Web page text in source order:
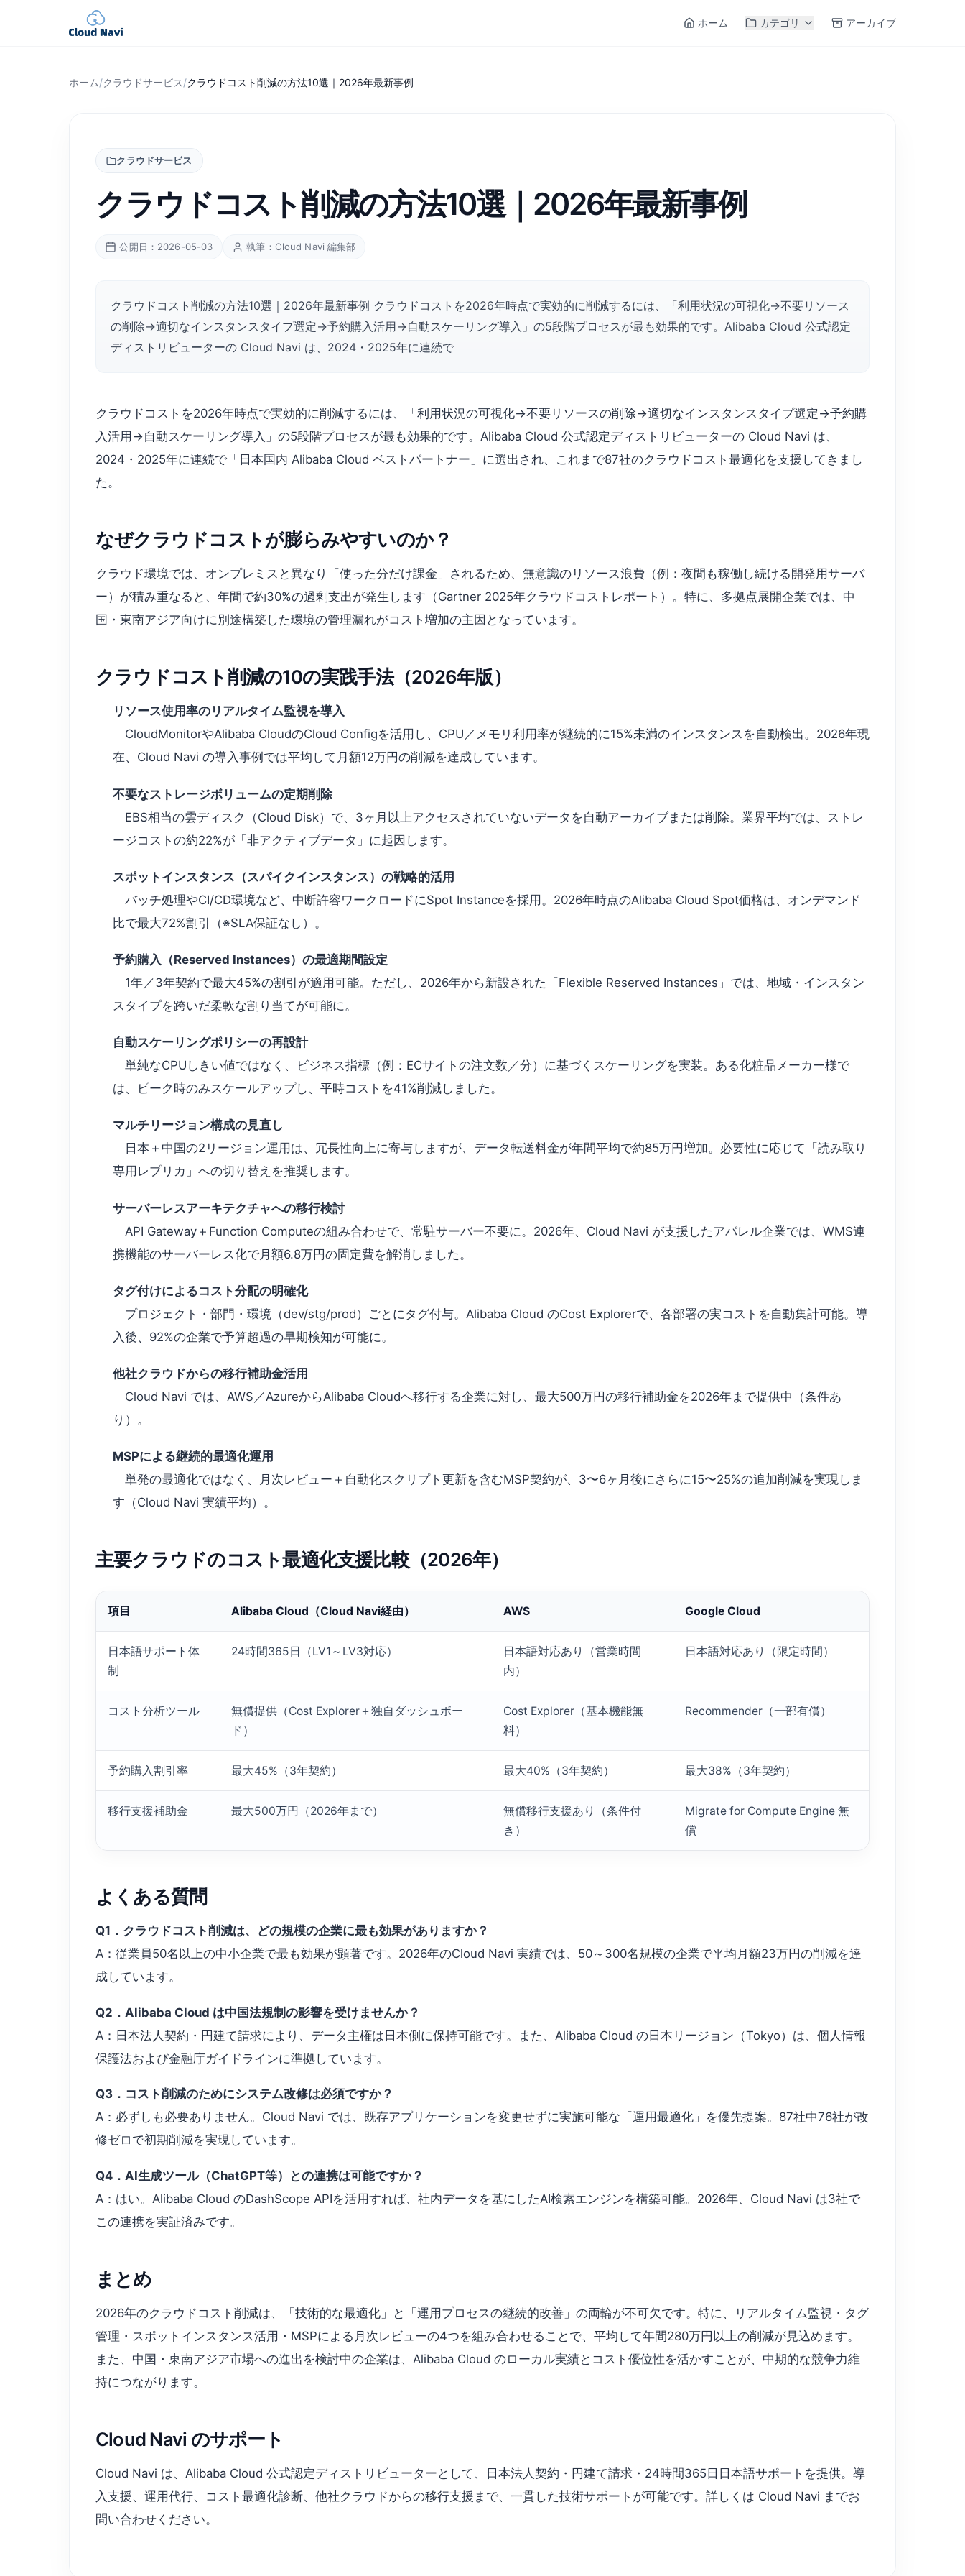
ホーム カテゴリ アーカイブ
ホーム/クラウドサービス/クラウドコスト削減の方法10選｜2026年最新事例
クラウドサービス
クラウドコスト削減の方法10選｜2026年最新事例
公開日：2026-05-03 執筆：Cloud Navi 編集部
クラウドコスト削減の方法10選｜2026年最新事例 クラウドコストを2026年時点で実効的に削減するには、「利用状況の可視化→不要リソース
の削除→適切なインスタンスタイプ選定→予約購入活用→自動スケーリング導入」の5段階プロセスが最も効果的です。Alibaba Cloud 公式認定
ディストリビューターの Cloud Navi は、2024・2025年に連続で
クラウドコストを2026年時点で実効的に削減するには、「利用状況の可視化→不要リソースの削除→適切なインスタンスタイプ選定→予約購
入活用→自動スケーリング導入」の5段階プロセスが最も効果的です。Alibaba Cloud 公式認定ディストリビューターの Cloud Navi は、
2024・2025年に連続で「日本国内 Alibaba Cloud ベストパートナー」に選出され、これまで87社のクラウドコスト最適化を支援してきまし
た。
なぜクラウドコストが膨らみやすいのか？
クラウド環境では、オンプレミスと異なり「使った分だけ課金」されるため、無意識のリソース浪費（例：夜間も稼働し続ける開発用サーバ
ー）が積み重なると、年間で約30%の過剰支出が発生します（Gartner 2025年クラウドコストレポート）。特に、多拠点展開企業では、中
国・東南アジア向けに別途構築した環境の管理漏れがコスト増加の主因となっています。
クラウドコスト削減の10の実践手法（2026年版）
リソース使用率のリアルタイム監視を導入
CloudMonitorやAlibaba CloudのCloud Configを活用し、CPU／メモリ利用率が継続的に15%未満のインスタンスを自動検出。2026年現
在、Cloud Navi の導入事例では平均して月額12万円の削減を達成しています。
不要なストレージボリュームの定期削除
EBS相当の雲ディスク（Cloud Disk）で、3ヶ月以上アクセスされていないデータを自動アーカイブまたは削除。業界平均では、ストレ
ージコストの約22%が「非アクティブデータ」に起因します。
スポットインスタンス（スパイクインスタンス）の戦略的活用
バッチ処理やCI/CD環境など、中断許容ワークロードにSpot Instanceを採用。2026年時点のAlibaba Cloud Spot価格は、オンデマンド
比で最大72%割引（※SLA保証なし）。
予約購入（Reserved Instances）の最適期間設定
1年／3年契約で最大45%の割引が適用可能。ただし、2026年から新設された「Flexible Reserved Instances」では、地域・インスタン
スタイプを跨いだ柔軟な割り当てが可能に。
自動スケーリングポリシーの再設計
単純なCPUしきい値ではなく、ビジネス指標（例：ECサイトの注文数／分）に基づくスケーリングを実装。ある化粧品メーカー様で
は、ピーク時のみスケールアップし、平時コストを41%削減しました。
マルチリージョン構成の見直し
日本＋中国の2リージョン運用は、冗長性向上に寄与しますが、データ転送料金が年間平均で約85万円増加。必要性に応じて「読み取り
専用レプリカ」への切り替えを推奨します。
サーバーレスアーキテクチャへの移行検討
API Gateway＋Function Computeの組み合わせで、常駐サーバー不要に。2026年、Cloud Navi が支援したアパレル企業では、WMS連
携機能のサーバーレス化で月額6.8万円の固定費を解消しました。
タグ付けによるコスト分配の明確化
プロジェクト・部門・環境（dev/stg/prod）ごとにタグ付与。Alibaba Cloud のCost Explorerで、各部署の実コストを自動集計可能。導
入後、92%の企業で予算超過の早期検知が可能に。
他社クラウドからの移行補助金活用
Cloud Navi では、AWS／AzureからAlibaba Cloudへ移行する企業に対し、最大500万円の移行補助金を2026年まで提供中（条件あ
り）。
MSPによる継続的最適化運用
単発の最適化ではなく、月次レビュー＋自動化スクリプト更新を含むMSP契約が、3〜6ヶ月後にさらに15〜25%の追加削減を実現しま
す（Cloud Navi 実績平均）。
主要クラウドのコスト最適化支援比較（2026年）
項目 Alibaba Cloud（Cloud Navi経由） AWS Google Cloud
日本語サポート体
制
24時間365日（LV1～LV3対応）
日本語対応あり（営業時間
内）
日本語対応あり（限定時間）
コスト分析ツール
無償提供（Cost Explorer＋独自ダッシュボー
ド）
Cost Explorer（基本機能無
料）
Recommender（一部有償）
予約購入割引率 最大45%（3年契約） 最大40%（3年契約） 最大38%（3年契約）
移行支援補助金 最大500万円（2026年まで）
無償移行支援あり（条件付
き）
Migrate for Compute Engine 無
償
よくある質問
Q1．クラウドコスト削減は、どの規模の企業に最も効果がありますか？
A：従業員50名以上の中小企業で最も効果が顕著です。2026年のCloud Navi 実績では、50～300名規模の企業で平均月額23万円の削減を達
成しています。
Q2．Alibaba Cloud は中国法規制の影響を受けませんか？
A：日本法人契約・円建て請求により、データ主権は日本側に保持可能です。また、Alibaba Cloud の日本リージョン（Tokyo）は、個人情報
保護法および金融庁ガイドラインに準拠しています。
Q3．コスト削減のためにシステム改修は必須ですか？
A：必ずしも必要ありません。Cloud Navi では、既存アプリケーションを変更せずに実施可能な「運用最適化」を優先提案。87社中76社が改
修ゼロで初期削減を実現しています。
Q4．AI生成ツール（ChatGPT等）との連携は可能ですか？
A：はい。Alibaba Cloud のDashScope APIを活用すれば、社内データを基にしたAI検索エンジンを構築可能。2026年、Cloud Navi は3社で
この連携を実証済みです。
まとめ
2026年のクラウドコスト削減は、「技術的な最適化」と「運用プロセスの継続的改善」の両輪が不可欠です。特に、リアルタイム監視・タグ
管理・スポットインスタンス活用・MSPによる月次レビューの4つを組み合わせることで、平均して年間280万円以上の削減が見込めます。
また、中国・東南アジア市場への進出を検討中の企業は、Alibaba Cloud のローカル実績とコスト優位性を活かすことが、中期的な競争力維
持につながります。
Cloud Navi のサポート
Cloud Navi は、Alibaba Cloud 公式認定ディストリビューターとして、日本法人契約・円建て請求・24時間365日日本語サポートを提供。導
入支援、運用代行、コスト最適化診断、他社クラウドからの移行支援まで、一貫した技術サポートが可能です。詳しくは Cloud Navi までお
問い合わせください。